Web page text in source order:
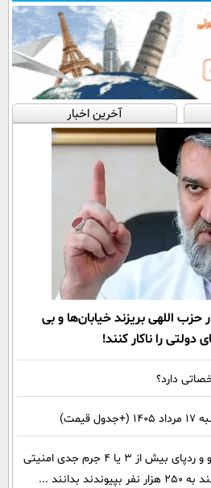
آخرین اخبار
خرازی: ۵۰ هزار حزب اللهی بریزند خیابان‌ها و بی
را ناکار کنند!
گفته‌های یک روحانی تندرو و ردپای بیش از ۳ یا ۴ جرم جدی امنیتی
...